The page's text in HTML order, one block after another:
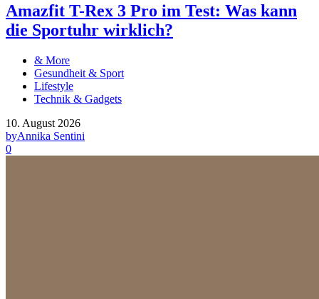
Amazfit T-Rex 3 Pro im Test: Was kann
die Sportuhr wirklich?
& More
Gesundheit & Sport
Lifestyle
Technik & Gadgets
10. August 2026
byAnnika Sentini
0